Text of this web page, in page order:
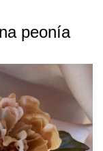
peonía